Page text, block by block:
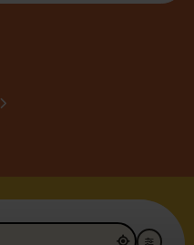
Page suivante